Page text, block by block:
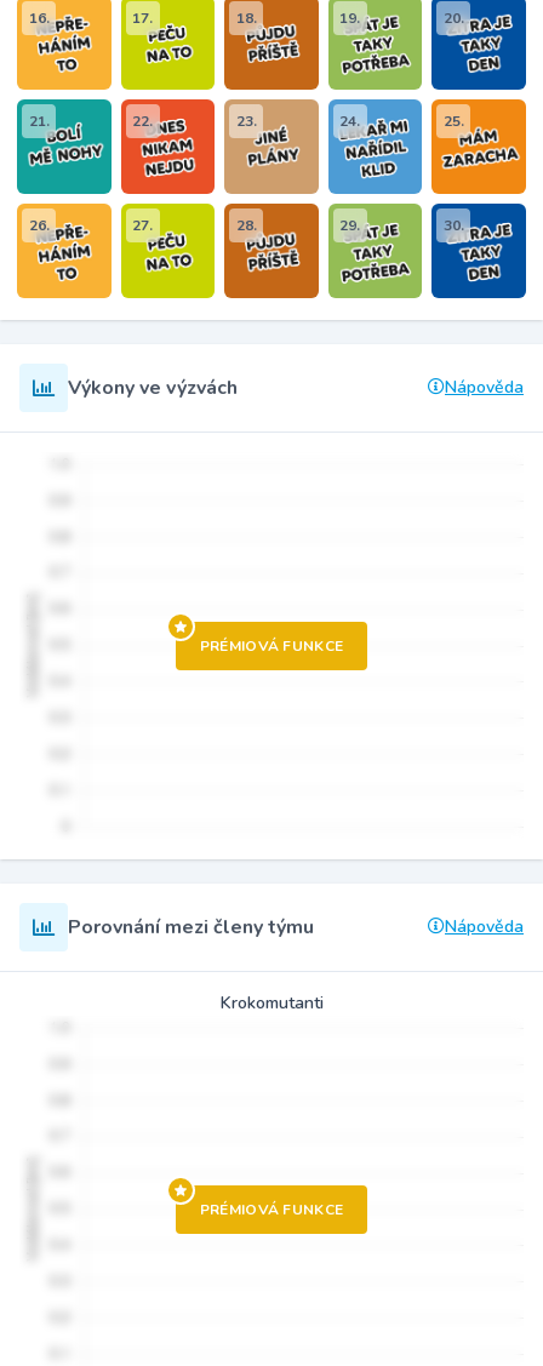
16. 17. 18. 19. 20.
21. 22. 23. 24. 25.
26. 27. 28. 29. 30.
Výkony ve výzvách Nápověda
PRÉMIOVÁ FUNKCE
Porovnání mezi členy týmu Nápověda
Krokomutanti
PRÉMIOVÁ FUNKCE